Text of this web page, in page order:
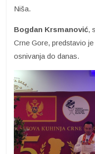
Niša.
Bogdan Krsmanović,
Crne Gore, predstavio
osnivanja do danas.